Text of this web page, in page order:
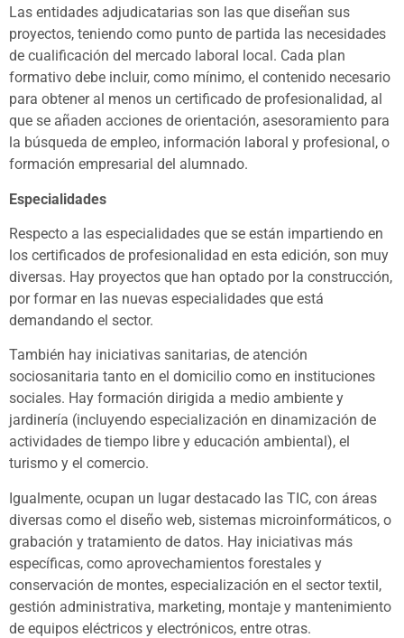
Las entidades adjudicatarias son las que diseñan sus
proyectos, teniendo como punto de partida las necesidades
de cualificación del mercado laboral local. Cada plan
formativo debe incluir, como mínimo, el contenido necesario
para obtener al menos un certificado de profesionalidad, al
que se añaden acciones de orientación, asesoramiento para
la búsqueda de empleo, información laboral y profesional, o
formación empresarial del alumnado.
Especialidades
Respecto a las especialidades que se están impartiendo en
los certificados de profesionalidad en esta edición, son muy
diversas. Hay proyectos que han optado por la construcción,
por formar en las nuevas especialidades que está
demandando el sector.
También hay iniciativas sanitarias, de atención
sociosanitaria tanto en el domicilio como en instituciones
sociales. Hay formación dirigida a medio ambiente y
jardinería (incluyendo especialización en dinamización de
actividades de tiempo libre y educación ambiental), el
turismo y el comercio.
Igualmente, ocupan un lugar destacado las TIC, con áreas
diversas como el diseño web, sistemas microinformáticos, o
grabación y tratamiento de datos. Hay iniciativas más
específicas, como aprovechamientos forestales y
conservación de montes, especialización en el sector textil,
gestión administrativa, marketing, montaje y mantenimiento
de equipos eléctricos y electrónicos, entre otras.